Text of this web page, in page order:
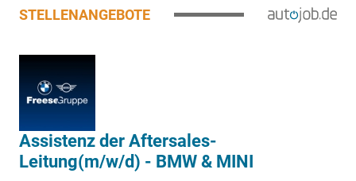
STELLENANGEBOTE
Assistenz der Aftersales-
Leitung(m/w/d) - BMW & MINI